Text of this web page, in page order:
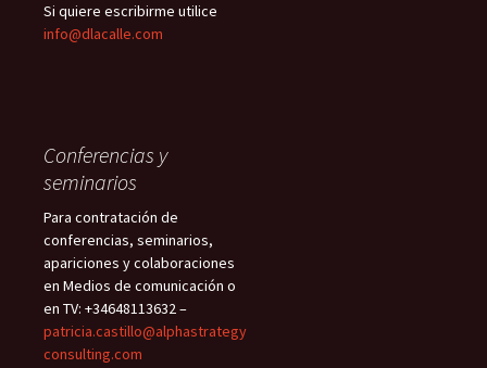
Si quiere escribirme utilice
info@dlacalle.com
Conferencias y
seminarios
Para contratación de
conferencias, seminarios,
apariciones y colaboraciones
en Medios de comunicación o
en TV: +34648113632 –
patricia.castillo@alphastrategy
consulting.com